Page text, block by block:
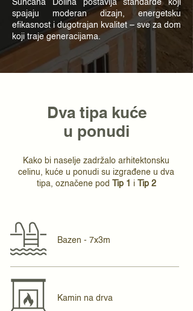
Sunčana Dolina postavlja standarde koji
spajaju moderan dizajn, energetsku
efikasnost i dugotrajan kvalitet – sve za dom
koji traje generacijama.
Dva tipa kuće
u ponudi
Kako bi naselje zadržalo arhitektonsku
celinu, kuće u ponudi su izgrađene u dva
tipa, označene pod
Tip 1 i Tip 2
Bazen - 7x3m
Kamin na drva